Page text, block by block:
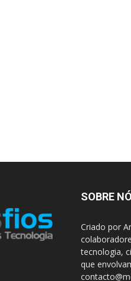
SOBRE
Criado por
tecnologia,
que